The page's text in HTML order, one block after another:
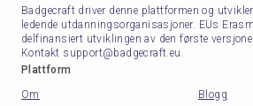
Badgecraft driver denne plattformen og
ledende utdanningsorganisasjoner. EUs
delfinansiert utviklingen av den første
Kontakt support@badgecraft.eu.
Plattform
Om
Blogg